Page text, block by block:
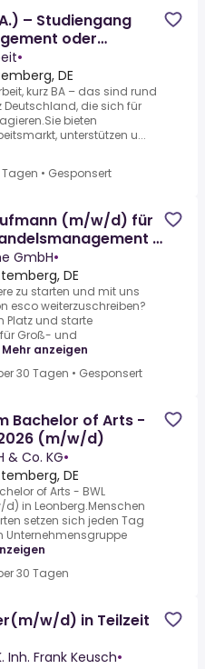
– Studiengang
oder
Beruf und
•
DE
kurz BA – das sind rund
Deutschland, die sich für
bieten
unterstützen u...
Tagen • Gesponsert
(m/w/d) für
-
GmbH•
DE
zu starten und mit uns
esco weiterzuschreiben?
Platz und starte
Groß- und
Mehr anzeigen
30 Tagen • Gesponsert
Bachelor of Arts -
(m/w/d)
& Co. KG•
DE
of Arts - BWL
in Leonberg.Menschen
setzen sich jeden Tag
Unternehmensgruppe
30 Tagen
w/d) in Teilzeit
Inh. Frank Keusch•